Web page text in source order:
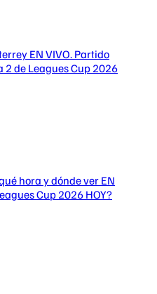
EN VIVO. Partido
2 de Leagues Cup 2026
hora y dónde ver EN
Cup 2026 HOY?